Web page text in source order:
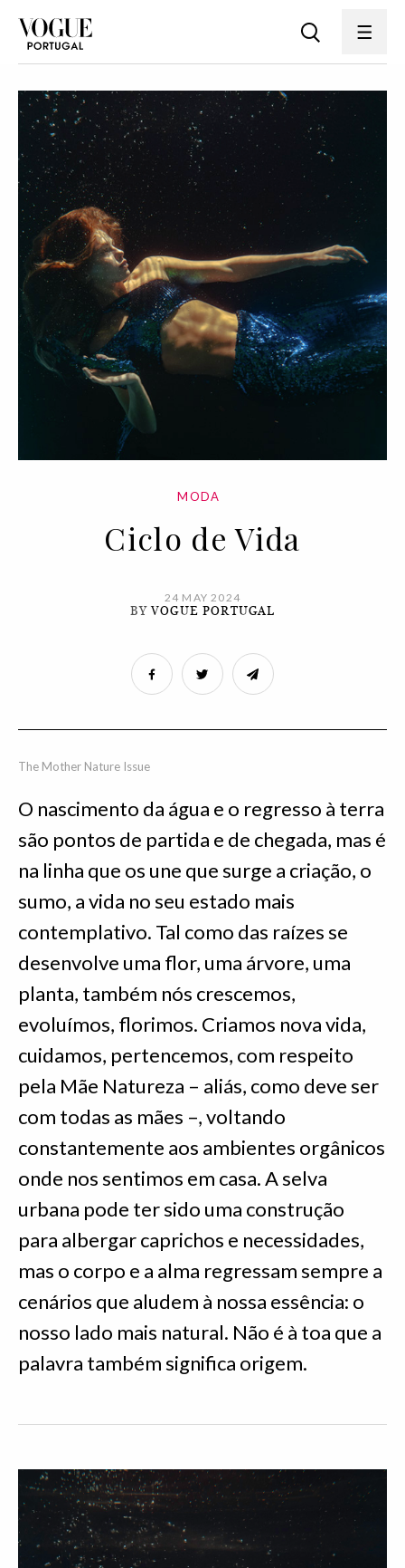
MODA
Ciclo de Vida
24 MAY 2024
BYVOGUE PORTUGAL
The Mother Nature Issue
O nascimento da água e o regresso à terra
são pontos de partida e de chegada, mas é
na linha que os une que surge a criação, o
sumo, a vida no seu estado mais
contemplativo. Tal como das raízes se
desenvolve uma flor, uma árvore, uma
planta, também nós crescemos,
evoluímos, florimos. Criamos nova vida,
cuidamos, pertencemos, com respeito
pela Mãe Natureza – aliás, como deve ser
com todas as mães –, voltando
constantemente aos ambientes orgânicos
onde nos sentimos em casa. A selva
urbana pode ter sido uma construção
para albergar caprichos e necessidades,
mas o corpo e a alma regressam sempre a
cenários que aludem à nossa essência: o
nosso lado mais natural. Não é à toa que a
palavra também significa origem.